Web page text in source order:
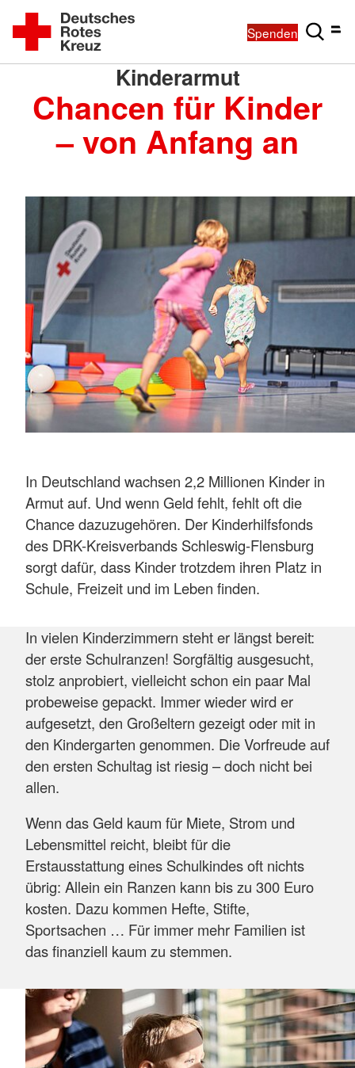
Spenden
Kinderarmut
Chancen für Kinder
– von Anfang an
In Deutschland wachsen 2,2 Millionen Kinder in
Armut auf. Und wenn Geld fehlt, fehlt oft die
Chance dazuzugehören. Der Kinderhilfsfonds
des DRK-Kreisverbands Schleswig-Flensburg
sorgt dafür, dass Kinder trotzdem ihren Platz in
Schule, Freizeit und im Leben finden.
In vielen Kinderzimmern steht er längst bereit:
der erste Schulranzen! Sorgfältig ausgesucht,
stolz anprobiert, vielleicht schon ein paar Mal
probeweise gepackt. Immer wieder wird er
aufgesetzt, den Großeltern gezeigt oder mit in
den Kindergarten genommen. Die Vorfreude auf
den ersten Schultag ist riesig – doch nicht bei
allen.
Wenn das Geld kaum für Miete, Strom und
Lebensmittel reicht, bleibt für die
Erstausstattung eines Schulkindes oft nichts
übrig: Allein ein Ranzen kann bis zu 300 Euro
kosten. Dazu kommen Hefte, Stifte,
Sportsachen … Für immer mehr Familien ist
das finanziell kaum zu stemmen.